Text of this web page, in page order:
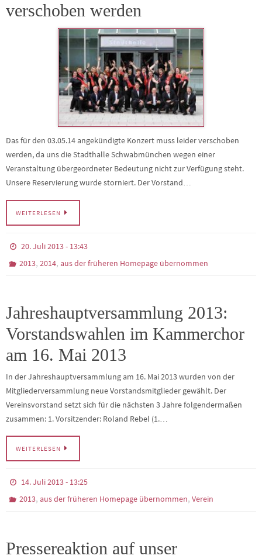
verschoben werden
Das für den 03.05.14 angekündigte Konzert muss leider verschoben
werden, da uns die Stadthalle Schwabmünchen wegen einer
Veranstaltung übergeordneter Bedeutung nicht zur Verfügung steht.
Unsere Reservierung wurde storniert. Der Vorstand…
WEITERLESEN
20. Juli 2013 - 13:43
2013,2014, aus der früheren Homepage übernommen
Jahreshauptversammlung 2013:
Vorstandswahlen im Kammerchor
am 16. Mai 2013
In der Jahreshauptversammlung am 16. Mai 2013 wurden von der
Mitgliederversammlung neue Vorstandsmitglieder gewählt. Der
Vereinsvorstand setzt sich für die nächsten 3 Jahre folgendermaßen
zusammen: 1. Vorsitzender: Roland Rebel (1.…
WEITERLESEN
14. Juli 2013 - 13:25
2013, aus der früheren Homepage übernommen,Verein
Pressereaktion auf unser